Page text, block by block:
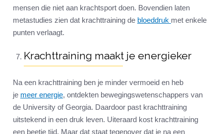
mensen die niet aan krachtsport doen. Bovendien laten
metastudies zien dat krachttraining de bloeddruk met enkele
punten verlaagt.
Krachttraining maakt je energieker
Na een krachttraining ben je minder vermoeid en heb
je meer energie, ontdekten bewegingswetenschappers van
de University of Georgia. Daardoor past krachttraining
uitstekend in een druk leven. Uiteraard kost krachttraining
een beetje tijd. Maar dat staat tegenover dat je na een